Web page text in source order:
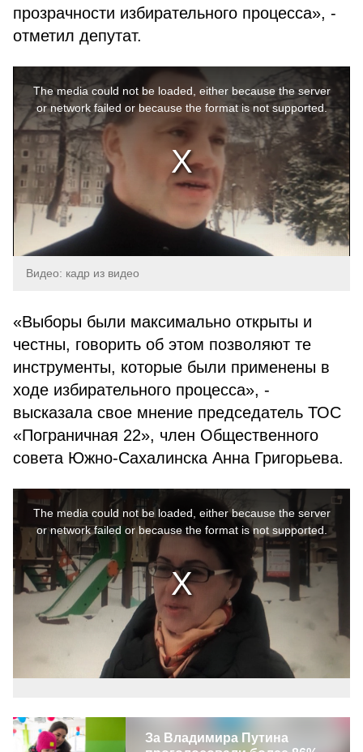
прозрачности избирательного процесса», -
отметил депутат.
a
The media could not be loaded, either because the server
or network failed or because the format is not supported.
Видео: кадр из видео
«Выборы были максимально открыты и
честны, говорить об этом позволяют те
инструменты, которые были применены в
ходе избирательного процесса», -
высказала свое мнение председатель ТОС
«Пограничная 22», член Общественного
совета Южно-Сахалинска Анна Григорьева.
window.
The media could not be loaded, either because the server
or network failed or because the format is not supported.
За Владимира Путина